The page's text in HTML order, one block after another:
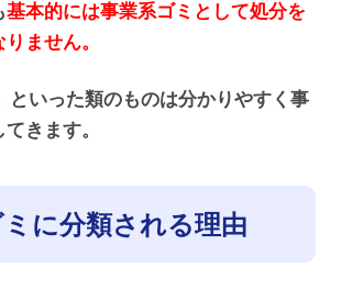
基本的には事業系ゴミとして処分を
ません。
いった類のものは分かりやすく事
きます。
に分類される理由